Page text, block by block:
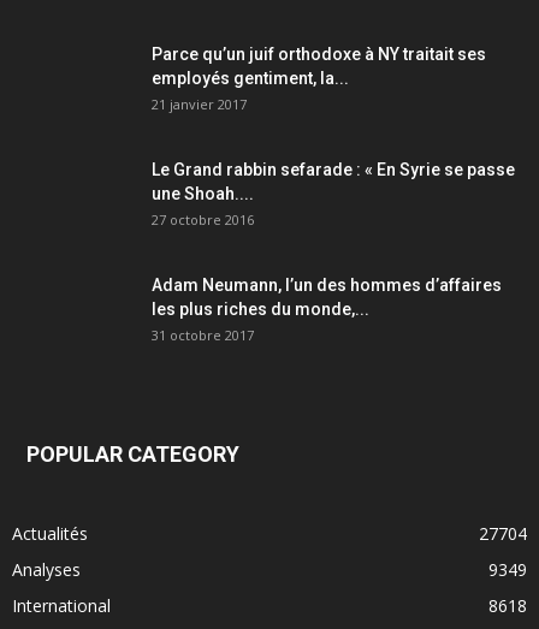
Parce qu’un juif orthodoxe à NY traitait ses
employés gentiment, la...
21 janvier 2017
Le Grand rabbin sefarade : « En Syrie se passe
une Shoah....
27 octobre 2016
Adam Neumann, l’un des hommes d’affaires
les plus riches du monde,...
31 octobre 2017
POPULAR CATEGORY
Actualités
27704
Analyses
9349
International
8618